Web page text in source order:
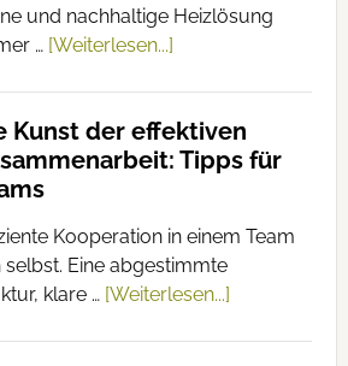
und nachhaltige Heizlösung
… [Weiterlesen...]
Kunst der effektiven
Tipps für
Kooperation in einem Team
Eine abgestimmte
klare … [Weiterlesen...]